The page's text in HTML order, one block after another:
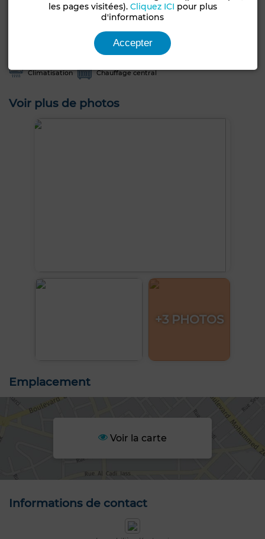
Garage Piscine
Climatisation Chauffage central
Voir plus de photos
+3 PHOTOS
Emplacement
Voir la carte
Informations de contact
les pages visitées). Cliquez ICI pour plus
d'informations
Accepter